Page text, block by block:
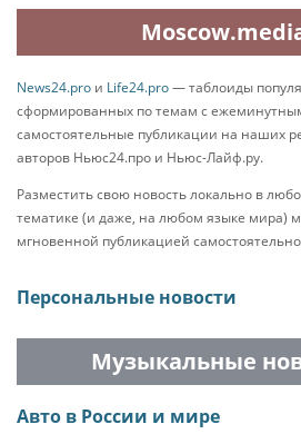
News24.pro и Life24.pro— таблоиды
сформированных по темам с
самостоятельные публикации на наших
авторов Ньюс24.про и Ньюс-Лайф.ру.
Разместить свою новость локально в
тематике (и даже, на любом языке мира)
мгновенной публикацией
Персональные новости
Музыкальные
Авто в России и мире